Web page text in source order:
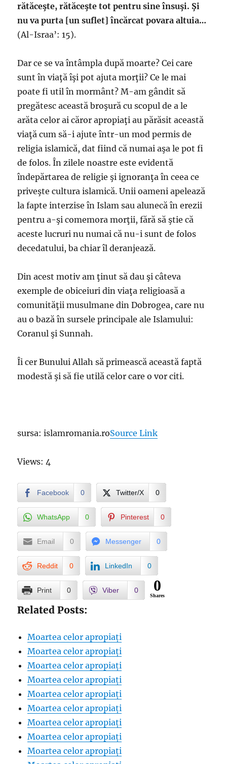
rătăceşte, rătăceşte tot pentru sine însuşi. Şi
nu va purta [un suflet] încărcat povara altuia…
(Al-Israa’: 15).
Dar ce se va întâmpla după moarte? Cei care
sunt în viaţă îşi pot ajuta morţii? Ce le mai
poate fi util în mormânt? M-am gândit să
pregătesc această broşură cu scopul de a le
arăta celor ai căror apropiaţi au părăsit această
viaţă cum să-i ajute într-un mod permis de
religia islamică, dat fiind că numai aşa le pot fi
de folos. În zilele noastre este evidentă
îndepărtarea de religie şi ignoranţa în ceea ce
priveşte cultura islamică. Unii oameni apelează
la fapte interzise în Islam sau alunecă în erezii
pentru a-şi comemora morţii, fără să ştie că
aceste lucruri nu numai că nu-i sunt de folos
decedatului, ba chiar îl deranjează.
Din acest motiv am ţinut să dau şi câteva
exemple de obiceiuri din viaţa religioasă a
comunităţii musulmane din Dobrogea, care nu
au o bază în sursele principale ale Islamului:
Coranul şi Sunnah.
Îi cer Bunului Allah să primească această faptă
modestă şi să fie utilă celor care o vor citi.
sursa: islamromania.roSource Link
Views: 4
Facebook 0 Twitter/X 0
WhatsApp 0 Pinterest 0
Email 0 Messenger 0
Reddit 0 LinkedIn 0
Print 0 Viber 0 0
Shares
Related Posts:
Moartea celor apropiați
Moartea celor apropiați
Moartea celor apropiați
Moartea celor apropiați
Moartea celor apropiați
Moartea celor apropiați
Moartea celor apropiați
Moartea celor apropiați
Moartea celor apropiați